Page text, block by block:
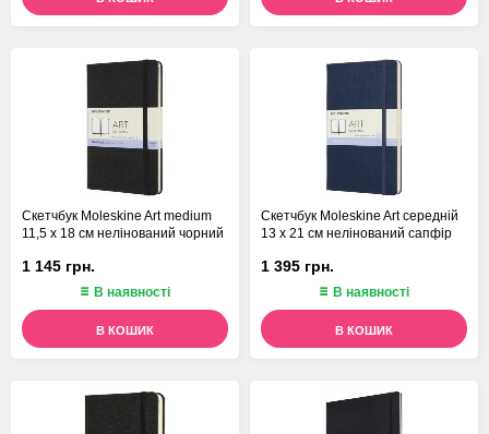
Скетчбук Moleskine Art medium
11,5 х 18 см нелінований чорний
1 145 грн.
В наявності
В КОШИК
Скетчбук Moleskine Art середній
13 х 21 см нелінований сапфір
1 395 грн.
В наявності
В КОШИК